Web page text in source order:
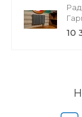
10